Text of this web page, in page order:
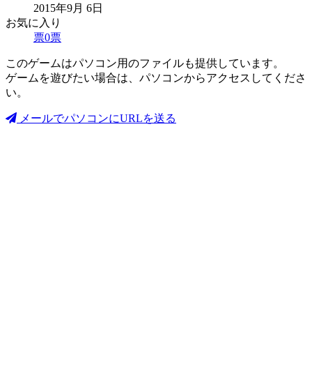
2015年9月 6日
お気に入り
票0票
このゲームはパソコン用のファイルも提供しています。
ゲームを遊びたい場合は、パソコンからアクセスしてくださ
い。
メールでパソコンにURLを送る